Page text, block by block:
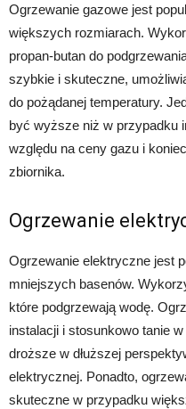
Ogrzewanie gazowe jest
większych rozmiarach.
propan-butan do
szybkie i skuteczne,
do pożądanej temperatury.
być wyższe niż w przypadku
względu na ceny gazu i
zbiornika.
Ogrzewanie
Ogrzewanie elektryczne jest
mniejszych basenów.
które podgrzewają wodę.
instalacji i stosunkowo tanie
droższe w dłuższej
elektrycznej. Ponadto,
skuteczne w przypadku